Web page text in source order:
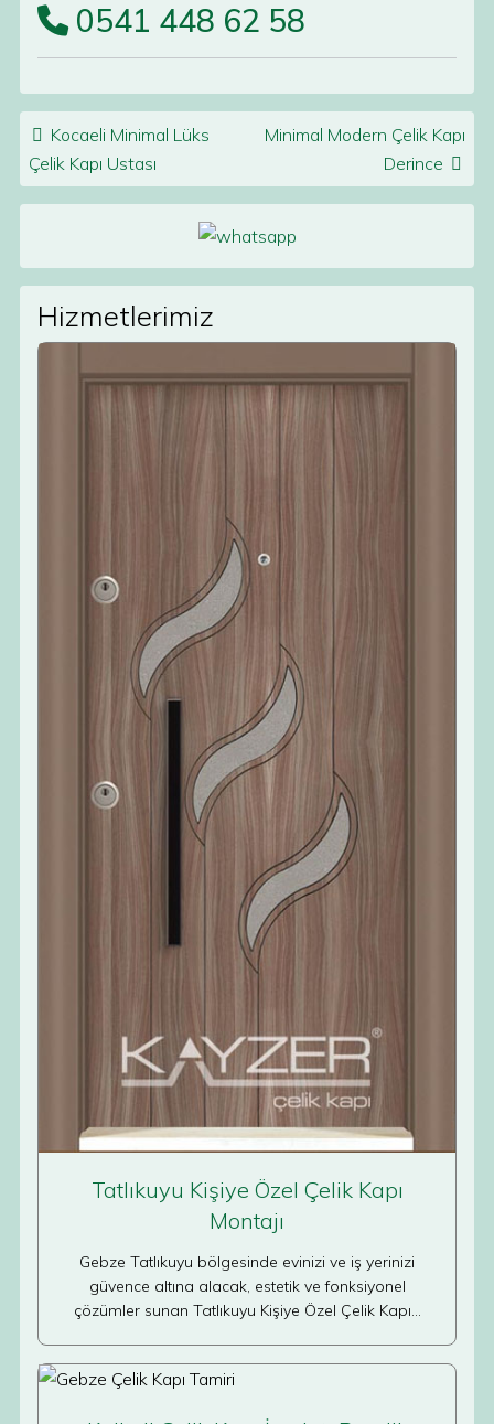
0541 448 62 58
Post navigation
Kocaeli Minimal Lüks
Çelik Kapı Ustası
Minimal Modern Çelik Kapı
Derince
Hizmetlerimiz
Tatlıkuyu Kişiye Özel Çelik Kapı
Montajı
Gebze Tatlıkuyu bölgesinde evinizi ve iş yerinizi
güvence altına alacak, estetik ve fonksiyonel
çözümler sunan Tatlıkuyu Kişiye Özel Çelik Kapı…